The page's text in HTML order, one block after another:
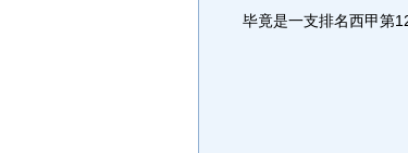
毕竟是一支排名西甲第